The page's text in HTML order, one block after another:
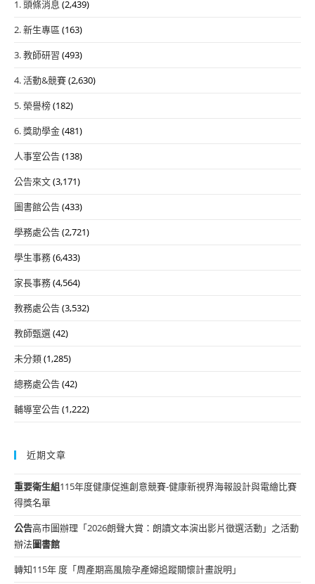
1. 頭條消息 (2,439)
2. 新生專區 (163)
3. 教師研習 (493)
4. 活動&競賽(2,630)
5. 榮譽榜(182)
6. 獎助學金(481)
人事室公告(138)
公告來文(3,171)
圖書館公告(433)
學務處公告(2,721)
學生事務(6,433)
家長事務(4,564)
教務處公告(3,532)
教師甄選(42)
未分類(1,285)
總務處公告(42)
輔導室公告(1,222)
近期文章
重要衛生組115年度健康促進創意競賽-健康新視界海報設計與電繪比賽
得獎名單
公告高市圖辦理「2026朗聲大賞：朗讀文本演出影片徵選活動」之活動
辦法圖書館
轉知115年 度「周產期高風險孕產婦追蹤關懷計畫說明」